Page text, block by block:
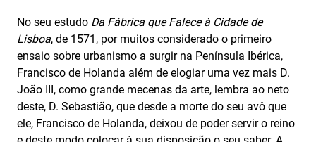
No seu estudo Da Fábrica que Falece à Cidade de
Lisboa, de 1571, por muitos considerado o primeiro
ensaio sobre urbanismo a surgir na Península Ibérica,
Francisco de Holanda além de elogiar uma vez mais D.
João III, como grande mecenas da arte, lembra ao neto
deste, D. Sebastião, que desde a morte do seu avô que
ele, Francisco de Holanda, deixou de poder servir o reino